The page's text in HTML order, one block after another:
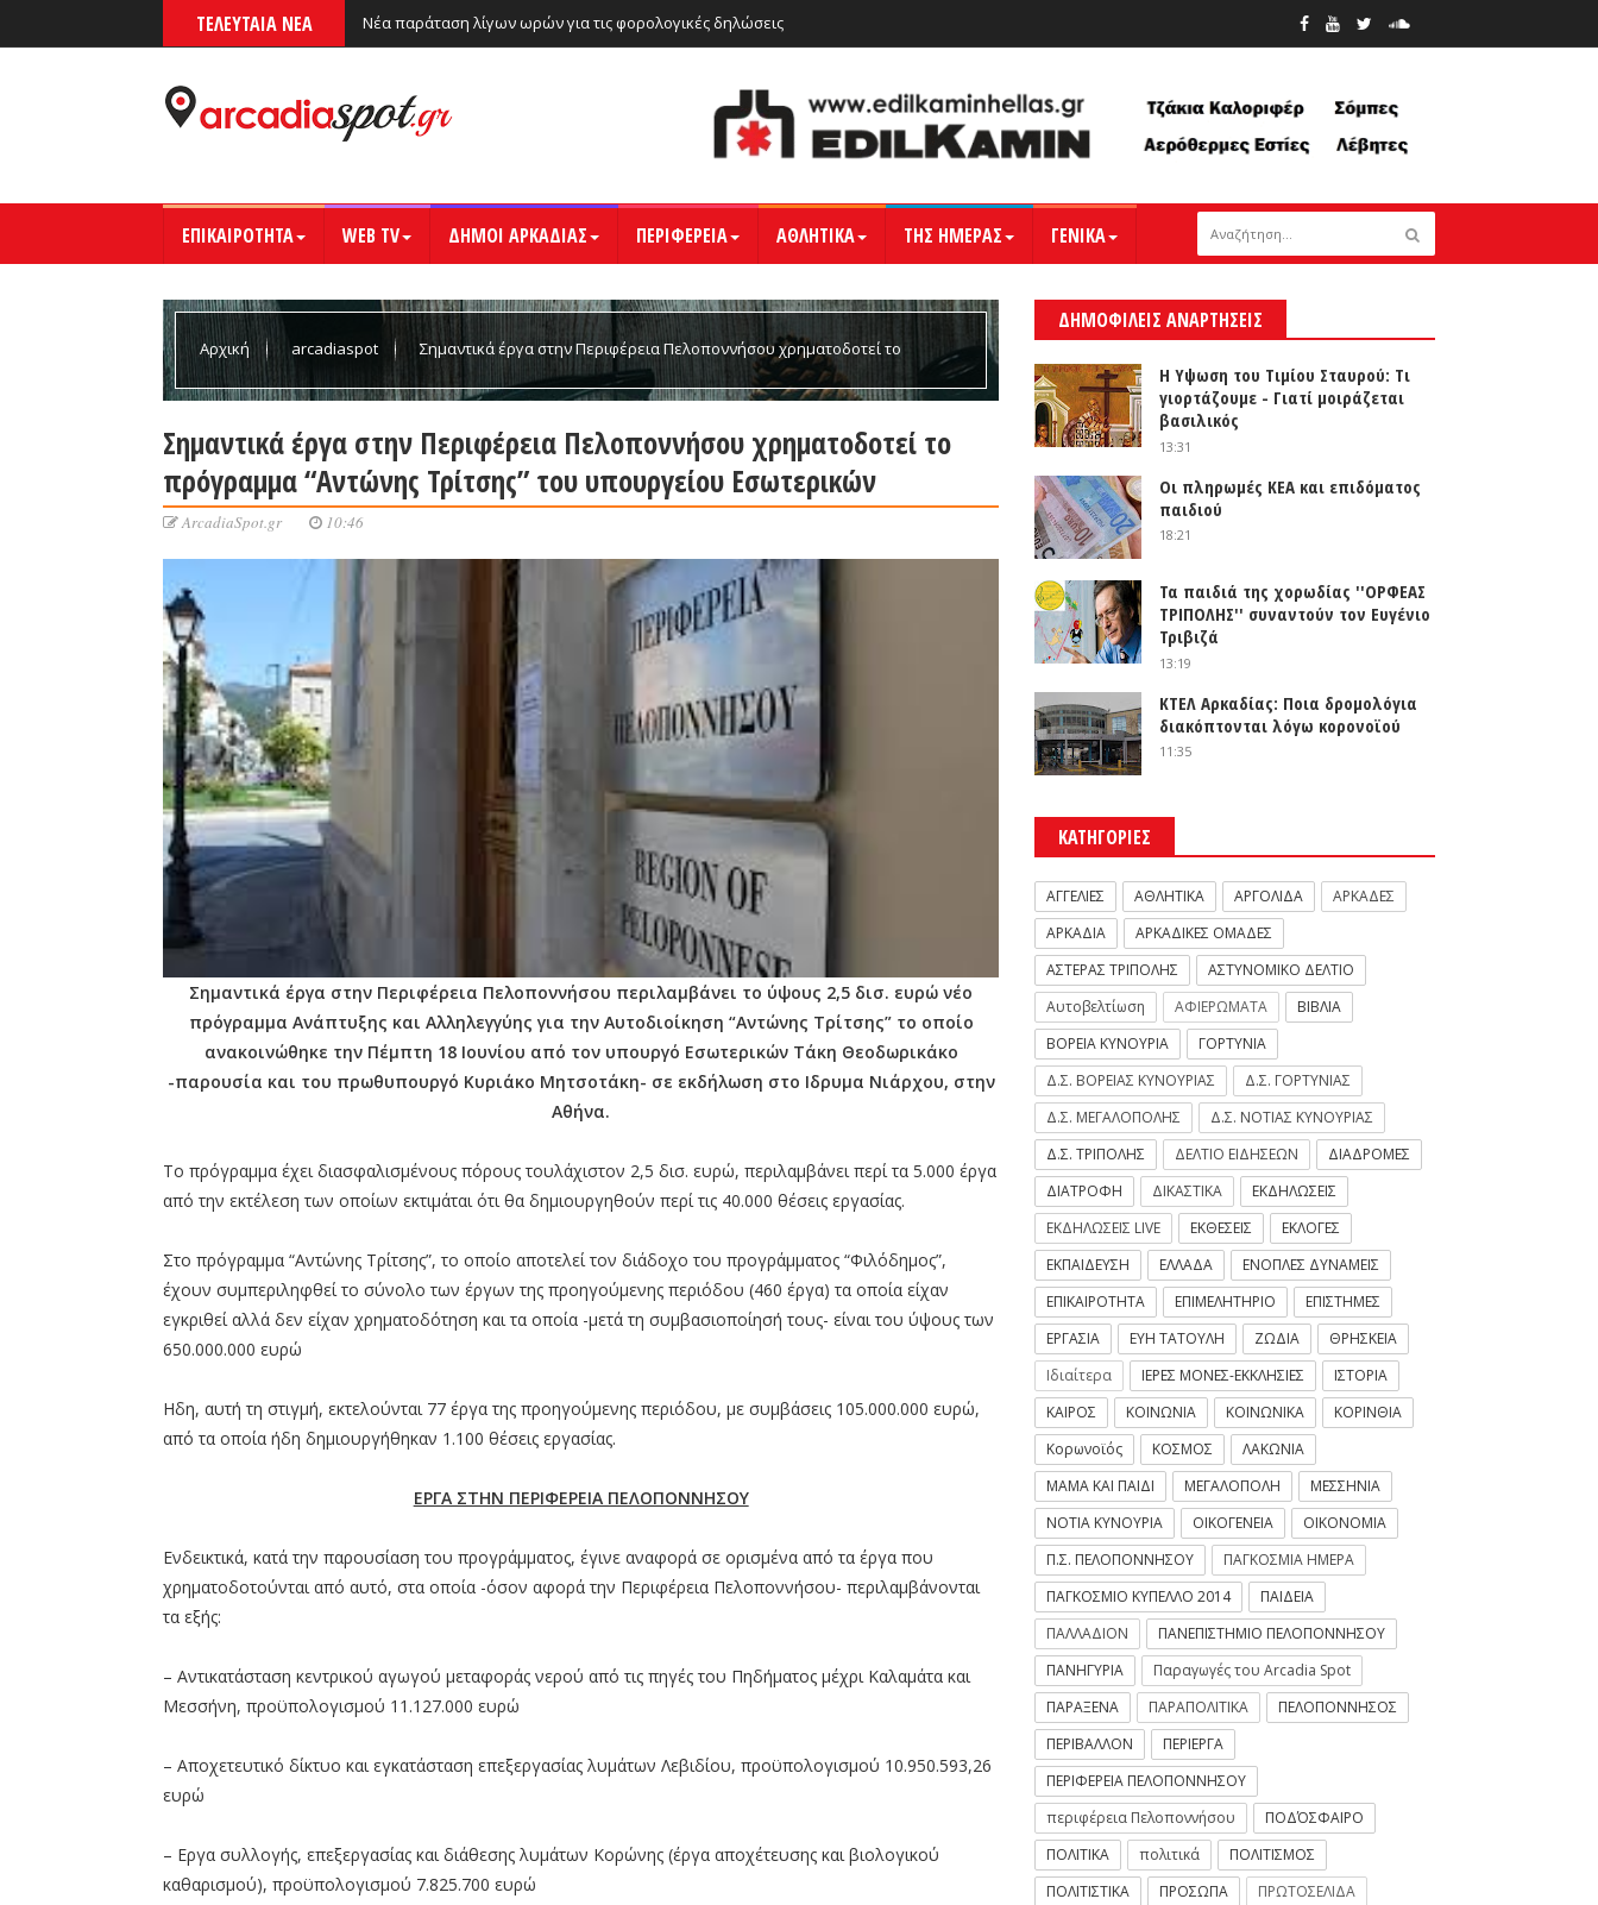
ΤΕΛΕΥΤΑΙΑ ΝΕΑ Νέα παράταση λίγων ωρών για τις φορολογικές δηλώσεις
ΕΠΙΚΑΙΡΟΤΗΤΑ WEB TV ΔΗΜΟΙ ΑΡΚΑΔΙΑΣ ΠΕΡΙΦΕΡΕΙΑ ΑΘΛΗΤΙΚΑ ΤΗΣ ΗΜΕΡΑΣ ΓΕΝΙΚΑ
Αρχική arcadiaspot Σημαντικά έργα στην Περιφέρεια Πελοποννήσου χρηματοδοτεί το
Σημαντικά έργα στην Περιφέρεια Πελοποννήσου χρηματοδοτεί το
πρόγραμμα “Αντώνης Τρίτσης” του υπουργείου Εσωτερικών
ArcadiaSpot.gr 10:46
Σημαντικά έργα στην Περιφέρεια Πελοποννήσου περιλαμβάνει το ύψους 2,5 δισ. ευρώ νέο
πρόγραμμα Ανάπτυξης και Αλληλεγγύης για την Αυτοδιοίκηση “Αντώνης Τρίτσης” το οποίο
ανακοινώθηκε την Πέμπτη 18 Ιουνίου από τον υπουργό Εσωτερικών Τάκη Θεοδωρικάκο
-παρουσία και του πρωθυπουργό Κυριάκο Μητσοτάκη- σε εκδήλωση στο Ιδρυμα Νιάρχου, στην
Αθήνα.
Το πρόγραμμα έχει διασφαλισμένους πόρους τουλάχιστον 2,5 δισ. ευρώ, περιλαμβάνει περί τα 5.000 έργα
από την εκτέλεση των οποίων εκτιμάται ότι θα δημιουργηθούν περί τις 40.000 θέσεις εργασίας.
Στο πρόγραμμα “Αντώνης Τρίτσης”, το οποίο αποτελεί τον διάδοχο του προγράμματος “Φιλόδημος”,
έχουν συμπεριληφθεί το σύνολο των έργων της προηγούμενης περιόδου (460 έργα) τα οποία είχαν
εγκριθεί αλλά δεν είχαν χρηματοδότηση και τα οποία -μετά τη συμβασιοποίησή τους- είναι του ύψους των
650.000.000 ευρώ
Ηδη, αυτή τη στιγμή, εκτελούνται 77 έργα της προηγούμενης περιόδου, με συμβάσεις 105.000.000 ευρώ,
από τα οποία ήδη δημιουργήθηκαν 1.100 θέσεις εργασίας.
ΕΡΓΑ ΣΤΗΝ ΠΕΡΙΦΕΡΕΙΑ ΠΕΛΟΠΟΝΝΗΣΟΥ
Ενδεικτικά, κατά την παρουσίαση του προγράμματος, έγινε αναφορά σε ορισμένα από τα έργα που
χρηματοδοτούνται από αυτό, στα οποία -όσον αφορά την Περιφέρεια Πελοποννήσου- περιλαμβάνονται
τα εξής:
– Αντικατάσταση κεντρικού αγωγού μεταφοράς νερού από τις πηγές του Πηδήματος μέχρι Καλαμάτα και
Μεσσήνη, προϋπολογισμού 11.127.000 ευρώ
– Αποχετευτικό δίκτυο και εγκατάσταση επεξεργασίας λυμάτων Λεβιδίου, προϋπολογισμού 10.950.593,26
ευρώ
– Εργα συλλογής, επεξεργασίας και διάθεσης λυμάτων Κορώνης (έργα αποχέτευσης και βιολογικού
καθαρισμού), προϋπολογισμού 7.825.700 ευρώ
ΔΗΜΟΦΙΛΕΙΣ ΑΝΑΡΤΗΣΕΙΣ
Η Υψωση του Τιμίου Σταυρού: Τι
γιορτάζουμε - Γιατί μοιράζεται
βασιλικός
13:31
Οι πληρωμές ΚΕΑ και επιδόματος
παιδιού
18:21
Τα παιδιά της χορωδίας ''ΟΡΦΕΑΣ
ΤΡΙΠΟΛΗΣ'' συναντούν τον Ευγένιο
Τριβιζά
13:19
ΚΤΕΛ Αρκαδίας: Ποια δρομολόγια
διακόπτονται λόγω κορονοϊού
11:35
ΚΑΤΗΓΟΡΙΕΣ
ΑΓΓΕΛΙΕΣ ΑΘΛΗΤΙΚΑ ΑΡΓΟΛΙΔΑ
ΑΡΚΑΔΕΣ
ΑΡΚΑΔΙΑ
ΑΡΚΑΔΙΚΕΣ ΟΜΑΔΕΣ
ΑΣΤΕΡΑΣ ΤΡΙΠΟΛΗΣ
ΑΣΤΥΝΟΜΙΚΟ ΔΕΛΤΙΟ
Αυτοβελτίωση
ΑΦΙΕΡΩΜΑΤΑ
ΒΙΒΛΙΑ
ΒΟΡΕΙΑ ΚΥΝΟΥΡΙΑ
ΓΟΡΤΥΝΙΑ
Δ.Σ. ΒΟΡΕΙΑΣ ΚΥΝΟΥΡΙΑΣ
Δ.Σ. ΓΟΡΤΥΝΙΑΣ
Δ.Σ. ΜΕΓΑΛΟΠΟΛΗΣ
Δ.Σ. ΝΟΤΙΑΣ ΚΥΝΟΥΡΙΑΣ
Δ.Σ. ΤΡΙΠΟΛΗΣ
ΔΕΛΤΙΟ ΕΙΔΗΣΕΩΝ
ΔΙΑΔΡΟΜΕΣ
ΔΙΑΤΡΟΦΗ
ΔΙΚΑΣΤΙΚΑ
ΕΚΔΗΛΩΣΕΙΣ
ΕΚΔΗΛΩΣΕΙΣ LIVE
ΕΚΘΕΣΕΙΣ
ΕΚΛΟΓΕΣ
ΕΚΠΑΙΔΕΥΣΗ
ΕΛΛΑΔΑ
ΕΝΟΠΛΕΣ ΔΥΝΑΜΕΙΣ
ΕΠΙΚΑΙΡΟΤΗΤΑ
ΕΠΙΜΕΛΗΤΗΡΙΟ
ΕΠΙΣΤΗΜΕΣ
ΕΡΓΑΣΙΑ
ΕΥΗ ΤΑΤΟΥΛΗ ΖΩΔΙΑ
ΘΡΗΣΚΕΙΑ
Ιδιαίτερα
ΙΕΡΕΣ ΜΟΝΕΣ-ΕΚΚΛΗΣΙΕΣ
ΙΣΤΟΡΙΑ
ΚΑΙΡΟΣ
ΚΟΙΝΩΝΙΑ ΚΟΙΝΩΝΙΚΑ
ΚΟΡΙΝΘΙΑ
Κορωνοϊός
ΚΟΣΜΟΣ
ΛΑΚΩΝΙΑ
ΜΑΜΑ ΚΑΙ ΠΑΙΔΙ
ΜΕΓΑΛΟΠΟΛΗ
ΜΕΣΣΗΝΙΑ
ΝΟΤΙΑ ΚΥΝΟΥΡΙΑ
ΟΙΚΟΓΕΝΕΙΑ
ΟΙΚΟΝΟΜΙΑ
Π.Σ. ΠΕΛΟΠΟΝΝΗΣΟΥ
ΠΑΓΚΟΣΜΙΑ ΗΜΕΡΑ
ΠΑΓΚΟΣΜΙΟ ΚΥΠΕΛΛΟ 2014
ΠΑΙΔΕΙΑ
ΠΑΛΛΑΔΙΟΝ
ΠΑΝΕΠΙΣΤΗΜΙΟ ΠΕΛΟΠΟΝΝΗΣΟΥ
ΠΑΝΗΓΥΡΙΑ
Παραγωγές του Arcadia Spot
ΠΑΡΑΞΕΝΑ
ΠΑΡΑΠΟΛΙΤΙΚΑ
ΠΕΛΟΠΟΝΝΗΣΟΣ
ΠΕΡΙΒΑΛΛΟΝ
ΠΕΡΙΕΡΓΑ
ΠΕΡΙΦΕΡΕΙΑ ΠΕΛΟΠΟΝΝΗΣΟΥ
περιφέρεια Πελοποννήσου
ΠΟΔΌΣΦΑΙΡΟ
ΠΟΛΙΤΙΚΑ
πολιτικά
ΠΟΛΙΤΙΣΜΟΣ
ΠΟΛΙΤΙΣΤΙΚΑ
ΠΡΟΣΩΠΑ
ΠΡΩΤΟΣΕΛΙΔΑ